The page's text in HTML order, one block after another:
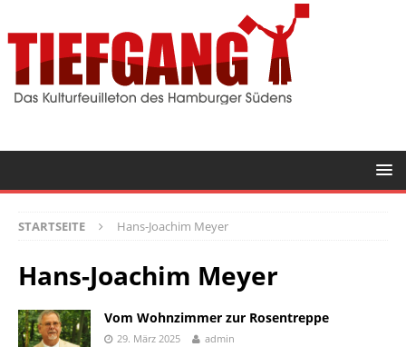
STARTSEITE Hans-Joachim Meyer
Hans-Joachim Meyer
Vom Wohnzimmer zur Rosentreppe
29. März 2025 admin